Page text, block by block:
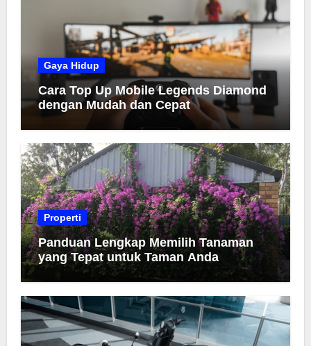
Gaya Hidup
Cara Top Up Mobile Legends Diamond
dengan Mudah dan Cepat
Properti
Panduan Lengkap Memilih Tanaman
yang Tepat untuk Taman Anda